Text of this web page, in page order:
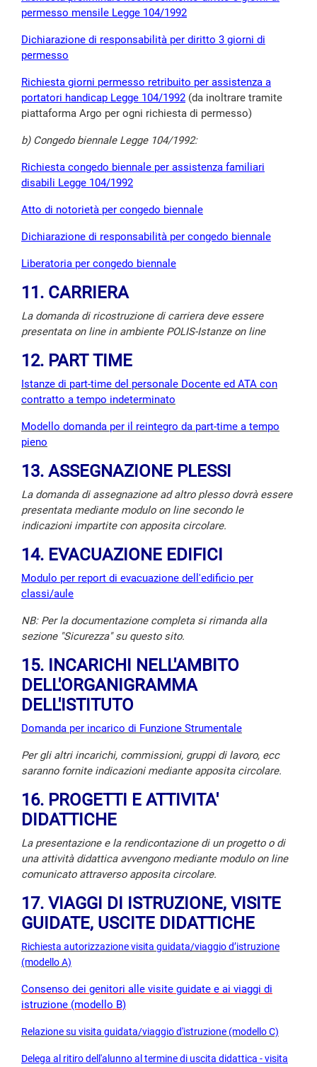
permesso mensile Legge 104/1992
Dichiarazione di responsabilità per diritto 3 giorni di
permesso
Richiesta giorni permesso retribuito per assistenza a
portatori handicap Legge 104/1992 (da inoltrare tramite
piattaforma Argo per ogni richiesta di permesso)
b) Congedo biennale Legge 104/1992:
Richiesta congedo biennale per assistenza familiari
disabili Legge 104/1992
Atto di notorietà per congedo biennale
Dichiarazione di responsabilità per congedo biennale
Liberatoria per congedo biennale
11. CARRIERA
La domanda di ricostruzione di carriera deve essere
presentata on line in ambiente POLIS-Istanze on line
12. PART TIME
Istanze di part-time del personale Docente ed ATA con
contratto a tempo indeterminato
Modello domanda per il reintegro da part-time a tempo
pieno
13. ASSEGNAZIONE PLESSI
La domanda di assegnazione ad altro plesso dovrà essere
presentata mediante modulo on line secondo le
indicazioni impartite con apposita circolare.
14. EVACUAZIONE EDIFICI
Modulo per report di evacuazione dell'edificio per
classi/aule
NB: Per la documentazione completa si rimanda alla
sezione "Sicurezza" su questo sito.
15. INCARICHI NELL'AMBITO
DELL'ORGANIGRAMMA
DELL'ISTITUTO
Domanda per incarico di Funzione Strumentale
Per gli altri incarichi, commissioni, gruppi di lavoro, ecc
saranno fornite indicazioni mediante apposita circolare.
16. PROGETTI E ATTIVITA'
DIDATTICHE
La presentazione e la rendicontazione di un progetto o di
una attività didattica avvengono mediante modulo on line
comunicato attraverso apposita circolare.
17. VIAGGI DI ISTRUZIONE, VISITE
GUIDATE, USCITE DIDATTICHE
Richiesta autorizzazione visita guidata/viaggio d’istruzione
(modello A)
Consenso dei genitori alle visite guidate e ai viaggi di
istruzione (modello B)
Relazione su visita guidata/viaggio d'istruzione (modello C)
Delega al ritiro dell'alunno al termine di uscita didattica - visita